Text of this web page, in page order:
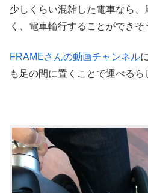
少しくらい混雑した電車なら
く、電車輪行することができそ
FRAMEさんの動画チャンネル
も足の間に置くことで運べるら